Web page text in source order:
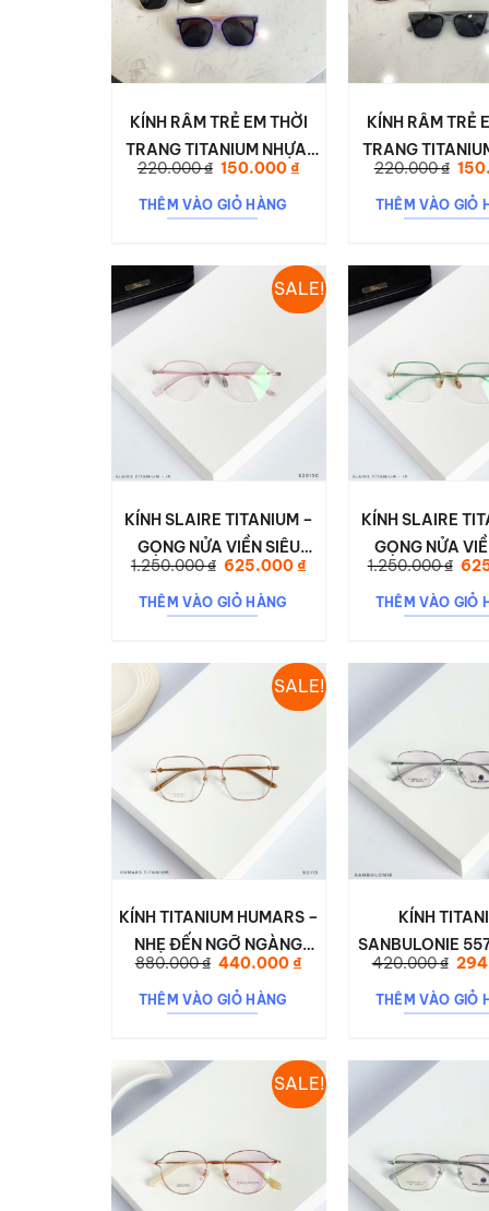
KÍNH RÂM TRẺ EM THỜI
TRANG TITANIUM NHỰA.
DESON 0018
220.000₫ Giá
là:
220.000 ₫.
150.000₫Giá
THÊM VÀO GIỎ HÀNG
KÍNH RÂM TRẺ
TRANG
DESON
220.000₫ Giá
là:
THÊM VÀO GIỎ
SALE!
KÍNH SLAIRE TITANIUM –
GỌNG NỬA VIỀN SIÊU
NHẸ, SANG TRỌNG &
ĐẲNG CẤP 62013C
1.250.000₫ Giá
là:
1.250.000 ₫.
625.000₫Giá
THÊM VÀO GIỎ HÀNG
KÍNH SLAIRE
GỌNG NỬA
NHẸ, TRẺ
KỲ THANH LỊCH
1.250.000₫ Giá
là:
THÊM VÀO GIỎ
SALE!
KÍNH TITANIUM HUMARS –
NHẸ ĐẾN NGỠ NGÀNG
90115
880.000₫ Giá
là:
880.000 ₫.
440.000₫Giá
THÊM VÀO GIỎ HÀNG
KÍNH
SANBULONIE
NHẸ, SIÊU
420.000₫ Giá
là:
THÊM VÀO GIỎ
SALE!